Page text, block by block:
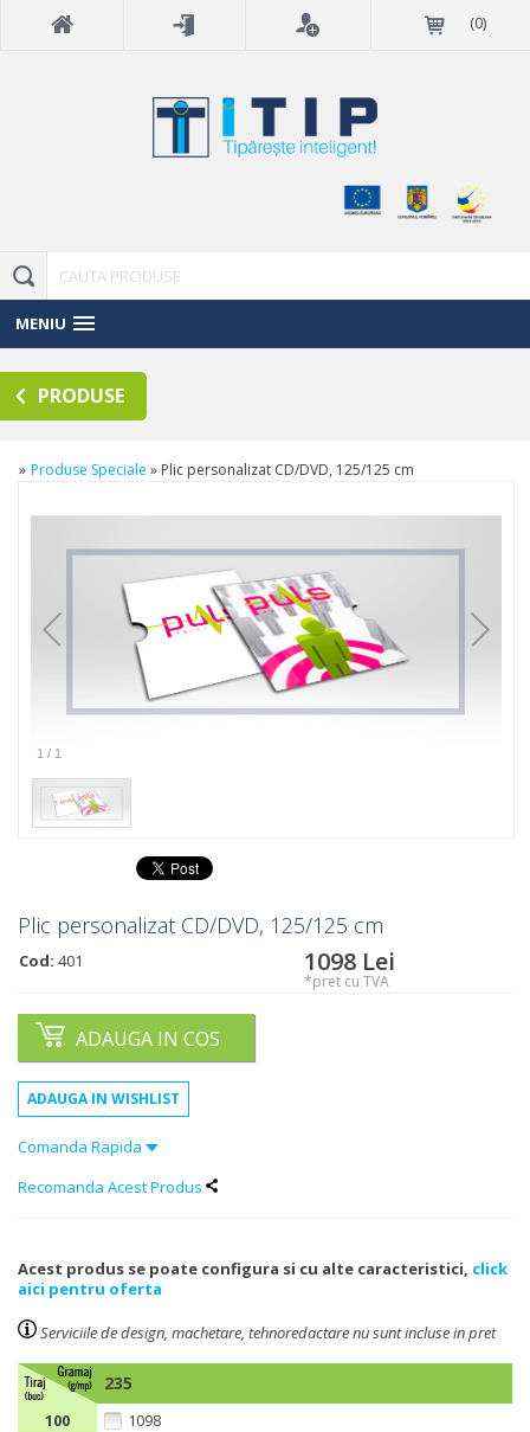
(0)
MENIU
PRODUSE
» Produse Speciale » Plic personalizat CD/DVD, 125/125 cm
1 / 1
Plic personalizat CD/DVD, 125/125 cm
Cod: 401 1098 Lei
*pret cu TVA
Comanda Rapida
Recomanda Acest Produs
Acest produs se poate configura si cu alte caracteristici, click
aici pentru oferta
Serviciile de design, machetare, tehnoredactare nu sunt incluse in pret
235
100
1098